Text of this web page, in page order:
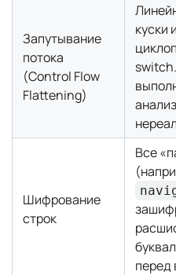
Запутывание
потока
(Control Flow
Flattening)
куски
Шифрование
строк
Все
перед